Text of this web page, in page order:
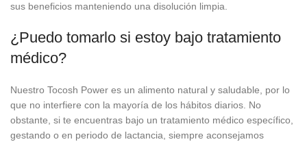
sus beneficios manteniendo una disolución limpia.
¿Puedo tomarlo si estoy bajo tratamiento
médico?
Nuestro Tocosh Power es un alimento natural y saludable, por lo
que no interfiere con la mayoría de los hábitos diarios. No
obstante, si te encuentras bajo un tratamiento médico específico,
gestando o en periodo de lactancia, siempre aconsejamos